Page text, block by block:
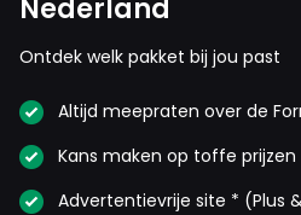
Nederland
Ontdek welk pakket bij jou past
Altijd meepraten over de
Kans maken op toffe prijzen
Advertentievrije site * (Plus